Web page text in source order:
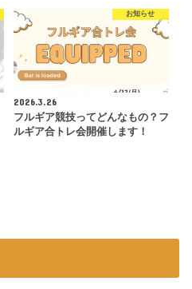
お知らせ
2026.3.26
フルギア競技ってどんなもの？フ
ルギア合トレ会開催します！